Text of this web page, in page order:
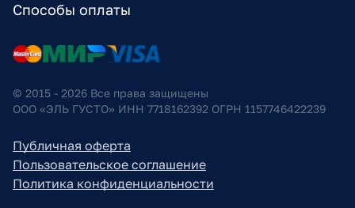
Способы оплаты
© 2015 - 2026 Все права защищены
ООО «ЭЛЬ ГУСТО» ИНН 7718162392 ОГРН 1157746422239
Публичная оферта
Пользовательское соглашение
Политика конфиденциальности